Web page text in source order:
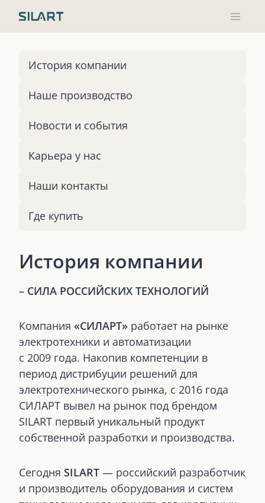
История компании
Наше производство
Новости и события
Карьера у нас
Наши контакты
Где купить
История компании
– СИЛА РОССИЙСКИХ ТЕХНОЛОГИЙ
Компания «СИЛАРТ» работает на рынке
электротехники и автоматизации
с 2009 года. Накопив компетенции в
период дистрибуции решений для
электротехнического рынка, с 2016 года
СИЛАРТ вывел на рынок под брендом
SILART первый уникальный продукт
собственной разработки и производства.
Сегодня SILART — российский разработчик
и производитель оборудования и систем